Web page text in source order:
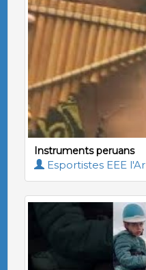
Instruments peruans
Esportistes EEE l'Ar